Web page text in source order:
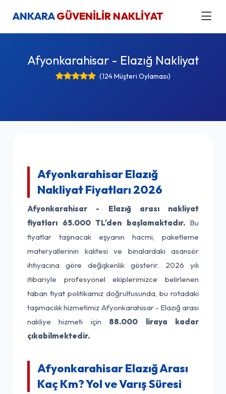
ANKARAGÜVENİLİR NAKLİYAT
Afyonkarahisar - Elazığ Nakliyat
(124 Müşteri Oylaması)
Afyonkarahisar Elazığ
Nakliyat Fiyatları 2026
Afyonkarahisar - Elazığ arası nakliyat
fiyatları 65.000 TL'den başlamaktadır.Bu
fiyatlar taşınacak eşyanın hacmi, paketleme
materyallerinin kalitesi ve binalardaki asansör
ihtiyacına göre değişkenlik gösterir. 2026 yılı
itibariyle profesyonel ekiplerimizce belirlenen
taban fiyat politikamız doğrultusunda, bu rotadaki
taşımacılık hizmetimiz Afyonkarahisar - Elazığ arası
nakliye hizmeti için 88.000 liraya kadar
çıkabilmektedir.
Afyonkarahisar Elazığ Arası
Kaç Km? Yol ve Varış Süresi